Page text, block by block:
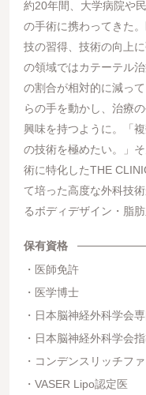
約20年間、⼤学病院や
の⼿術に携わってきた
技の習得、技術の向上
の領域ではカテーテル
の割合が相対的に減っ
らの⼿を動かし、治療
興味を持つように。「
の技術を極めたい。」
術に特化したTHE
て培った⾼度な外科技
るボディデザイン・脂
保有資格
医師免許
医学博士
日本脳神経外科学会
日本脳神経外科学会
コンデンスリッチフ
VASER Lipo認定医